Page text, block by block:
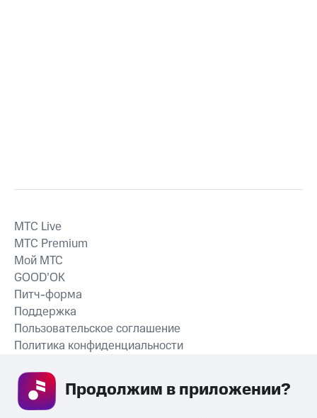
СКАЧАТЬ ПРИЛОЖЕНИЕ
MTС Live
MTС Premium
Мой МТС
GOOD’OK
Питч-форма
Поддержка
Пользовательское соглашение
Политика конфиденциальности